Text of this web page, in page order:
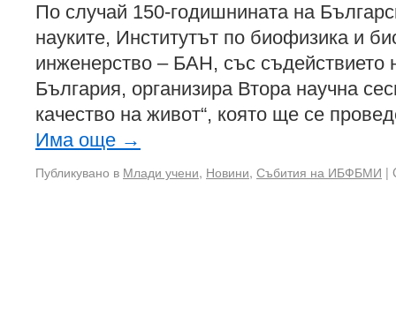
По случай 150-годишнината на
науките, Институтът по биофизика и
инженерство – БАН, със съдействието
България, организира Втора научна
качество на живот“, която ще се
Има още →
Публикувано в Млади учени, Новини, Събития на ИБФБМИ |